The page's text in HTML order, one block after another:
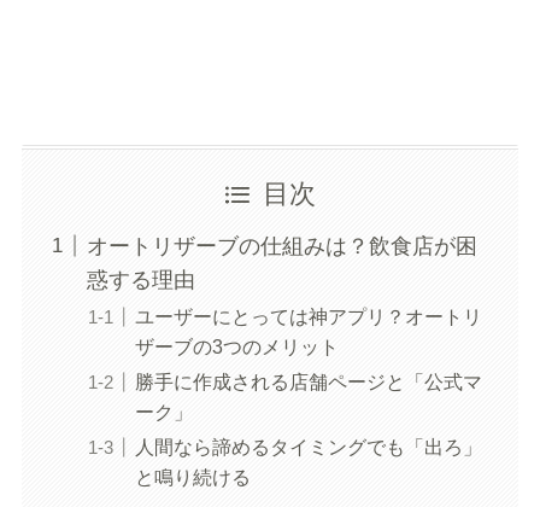
目次
オートリザーブの仕組みは？飲食店が困
惑する理由
ユーザーにとっては神アプリ？オートリ
ザーブの3つのメリット
勝手に作成される店舗ページと「公式マ
ーク」
人間なら諦めるタイミングでも「出ろ」
と鳴り続ける